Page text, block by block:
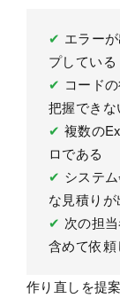
✔ エラー
プしている
✔ コード
把握できな
✔ 複数の
ロである
✔ システ
な見積りが
✔ 次の担
含めて依頼
作り直しを提